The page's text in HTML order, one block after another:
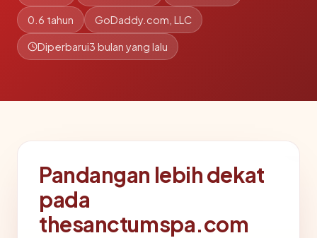
0.6 tahun GoDaddy.com, LLC
Diperbarui3 bulan yang lalu
Pandangan lebih dekat
pada
thesanctumspa.com